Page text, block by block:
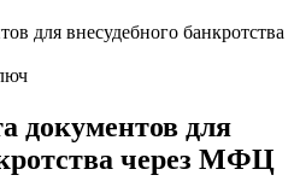
для внесудебного банкротства
документов для
через МФЦ